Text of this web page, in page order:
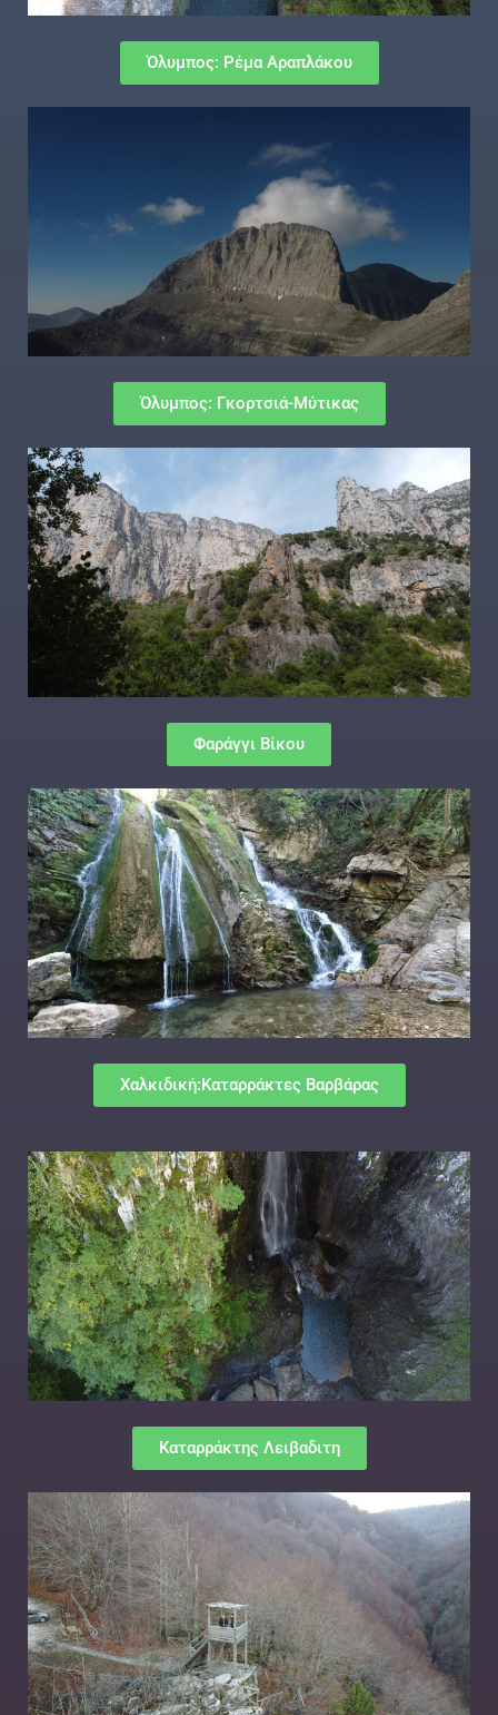
Όλυμπος: Ρέμα Αραπλάκου
Όλυμπος: Γκορτσιά-Μύτικας
Φαράγγι Βίκου
Χαλκιδική:Καταρράκτες Βαρβάρας
Καταρράκτης Λειβαδιτη